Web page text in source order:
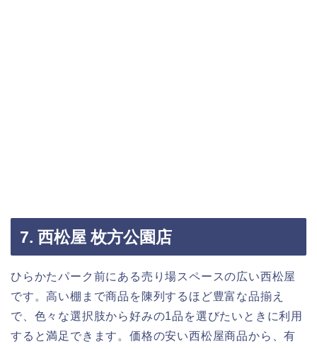
7. 西松屋 枚方公園店
ひらかたパーク前にある売り場スペースの広い西松屋
です。高い棚まで商品を陳列するほど豊富な品揃え
で、色々な選択肢から好みの1品を選びたいときに利用
すると満足できます。価格の安い西松屋商品から、有